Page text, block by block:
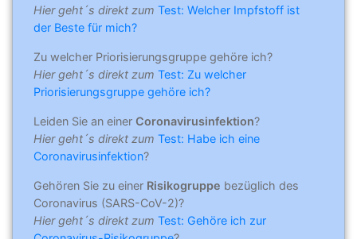
Hier geht´s direkt zum Test: Welcher Impfstoff ist
der Beste für mich?
Zu welcher Priorisierungsgruppe gehöre ich?
Hier geht´s direkt zum Test: Zu welcher
Priorisierungsgruppe gehöre ich?
Leiden Sie an einer Coronavirusinfektion?
Hier geht´s direkt zum Test: Habe ich eine
Coronavirusinfektion?
Gehören Sie zu einer Risikogruppe bezüglich des
Coronavirus (SARS-CoV-2)?
Hier geht´s direkt zum Test: Gehöre ich zur